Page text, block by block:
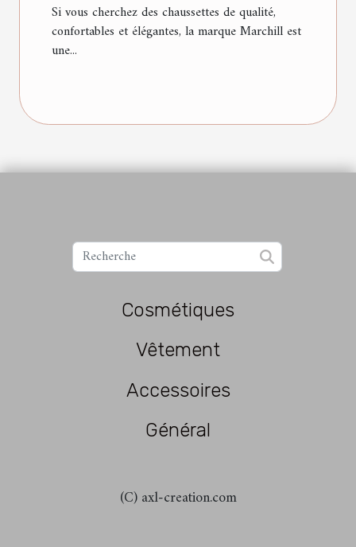
Si vous cherchez des chaussettes de qualité,
confortables et élégantes, la marque Marchill est
une...
Cosmétiques
Vêtement
Accessoires
Général
(C) axl-creation.com